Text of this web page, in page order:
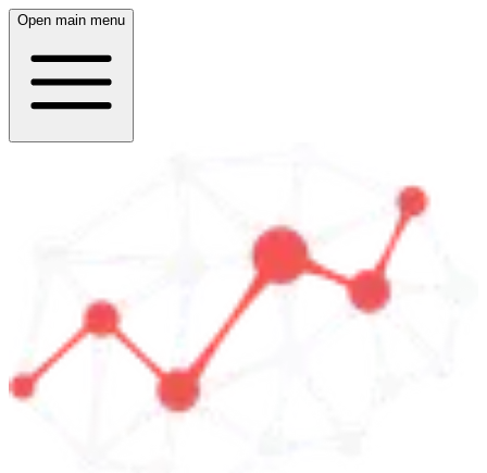
Open main menu